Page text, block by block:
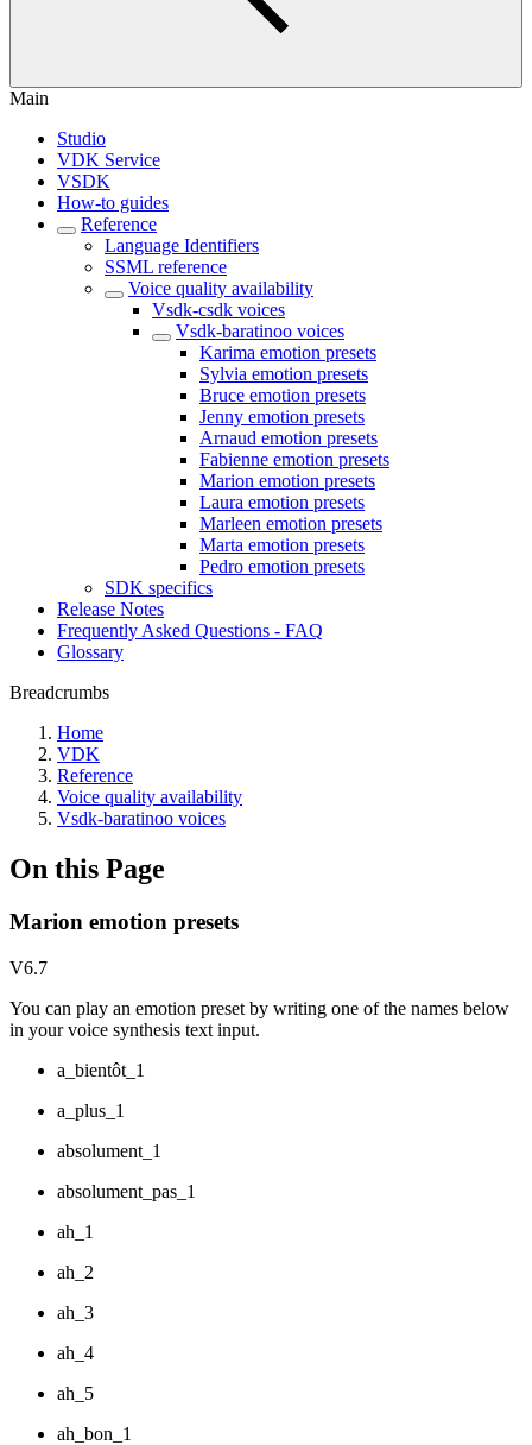
Main
Studio
VDK Service
VSDK
How-to guides
Reference
Language Identifiers
SSML reference
Voice quality availability
Vsdk-csdk voices
Vsdk-baratinoo voices
Karima emotion presets
Sylvia emotion presets
Bruce emotion presets
Jenny emotion presets
Arnaud emotion presets
Fabienne emotion presets
Marion emotion presets
Laura emotion presets
Marleen emotion presets
Marta emotion presets
Pedro emotion presets
SDK specifics
Release Notes
Frequently Asked Questions - FAQ
Glossary
Breadcrumbs
Home
VDK
Reference
Voice quality availability
Vsdk-baratinoo voices
On this Page
Marion emotion presets
V6.7
You can play an emotion preset by writing one of the names below
in your voice synthesis text input.
a_bientôt_1
a_plus_1
absolument_1
absolument_pas_1
ah_1
ah_2
ah_3
ah_4
ah_5
ah_bon_1